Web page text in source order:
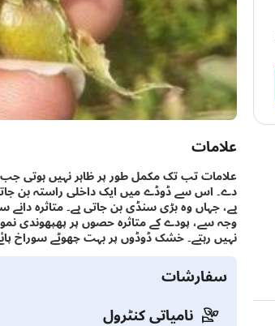
علامات
علامات تب تک مکمل طور پر ظاہر نہیں ہوتی جب
دے۔ اس سے ڈوڈے میں ایک داخلی راستہ بن
ہے، جہاں وہ بڑی سنڈی بن جاتی ہے۔ متاثرہ دانے
وجہ سے، پودے کے متاثرہ حصوں پر پھپھوندی
نہیں رہتے۔ خشک ڈوڈوں پر بہت چھوٹے سوراخ پائے
سفارشات
نامیاتی کنٹرول